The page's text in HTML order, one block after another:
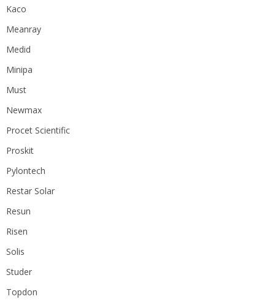
Kaco
Meanray
Medid
Minipa
Must
Newmax
Procet Scientific
Proskit
Pylontech
Restar Solar
Resun
Risen
Solis
Studer
Topdon